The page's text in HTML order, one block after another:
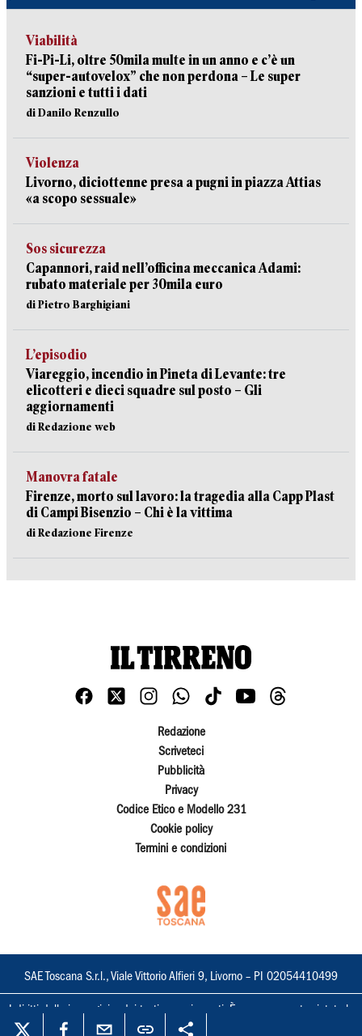
Viabilità
Fi-Pi-Li, oltre 50mila multe in un anno e c’è un
“super-autovelox” che non perdona – Le super
sanzioni e tutti i dati
di Danilo Renzullo
Violenza
Livorno, diciottenne presa a pugni in piazza Attias
«a scopo sessuale»
Sos sicurezza
Capannori, raid nell’officina meccanica Adami:
rubato materiale per 30mila euro
di Pietro Barghigiani
L’episodio
Viareggio, incendio in Pineta di Levante: tre
elicotteri e dieci squadre sul posto – Gli
aggiornamenti
di Redazione web
Manovra fatale
Firenze, morto sul lavoro: la tragedia alla Capp Plast
di Campi Bisenzio – Chi è la vittima
di Redazione Firenze
Redazione
Scriveteci
Pubblicità
Privacy
Codice Etico e Modello 231
Cookie policy
Termini e condizioni
SAE Toscana S.r.l., Viale Vittorio Alfieri 9, Livorno – PI 02054410499
I diritti delle immagini e dei testi sono riservati. È espressamente vietata la
loro riproduzione con qualsiasi mezzo e l'adattamento totale o parziale.